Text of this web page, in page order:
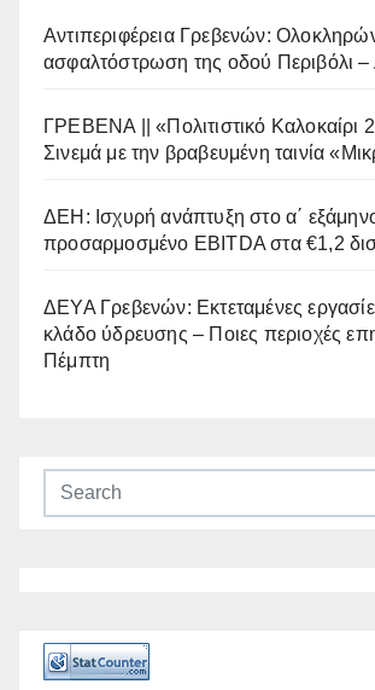
Αντιπεριφέρεια Γρεβενών:
ασφαλτόστρωση της οδού Περιβόλι –
ΓΡΕΒΕΝΑ || «Πολιτιστικό Καλοκαίρι
Σινεμά με την βραβευμένη ταινία
ΔΕΗ: Ισχυρή ανάπτυξη στο α΄
προσαρμοσμένο EBITDA στα €1,2
ΔΕΥΑ Γρεβενών: Εκτεταμένες
κλάδο ύδρευσης – Ποιες περιοχές
Πέμπτη